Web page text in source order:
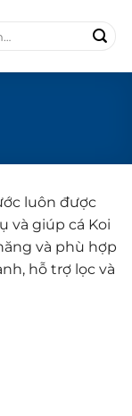
luôn được
và giúp cá Koi
và phù hợp
hỗ trợ lọc và